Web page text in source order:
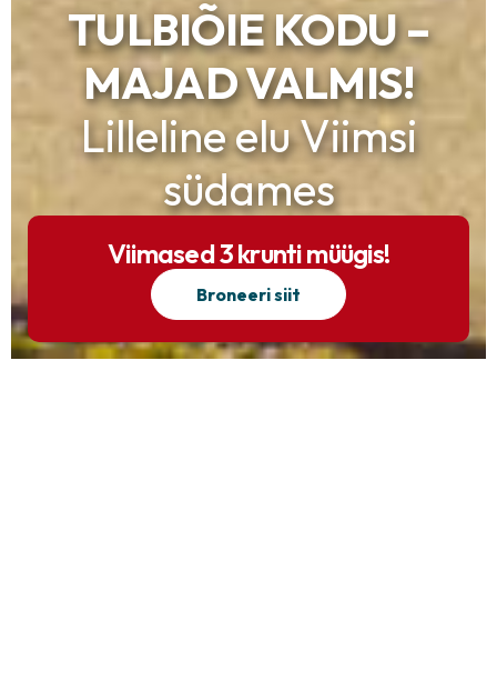
TULBIÕIE KODU –
MAJAD VALMIS!
Lilleline elu Viimsi
südames
Viimased 3 krunti müügis!
Broneeri siit